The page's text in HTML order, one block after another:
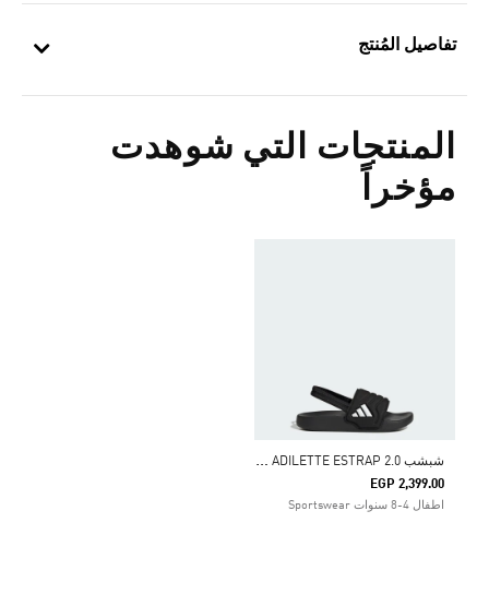
تفاصيل المُنتج
المنتجات التي شوهدت
مؤخراً
ش
بشب ADILETTE ESTRAP 2.0 للأطفال
EGP 2,399.00
اطفال 4-8 سنوات Sportswear